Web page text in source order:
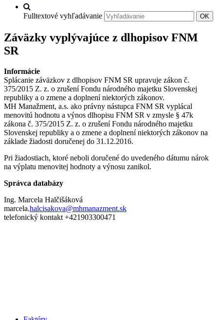
Fulltextové vyhľadávanie OK
Záväzky vyplývajúce z dlhopisov FNM
SR
Informácie
Splácanie záväzkov z dlhopisov FNM SR upravuje zákon č.
375/2015 Z. z. o zrušení Fondu národného majetku Slovenskej
republiky a o zmene a doplnení niektorých zákonov.
MH Manažment, a.s. ako právny nástupca FNM SR vyplácal
menovitú hodnotu a výnos dlhopisu FNM SR v zmysle § 47k
zákona č. 375/2015 Z. z. o zrušení Fondu národného majetku
Slovenskej republiky a o zmene a doplnení niektorých zákonov na
základe žiadosti doručenej do 31.12.2016.
Pri žiadostiach, ktoré neboli doručené do uvedeného dátumu nárok
na výplatu menovitej hodnoty a výnosu zanikol.
Správca databázy
Ing. Marcela Halčišáková
marcela.halcisakova@mhmanazment.sk
telefonický kontakt +421903300471